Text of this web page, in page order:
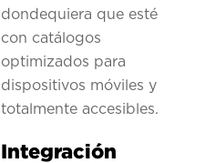
dondequiera que esté
con catálogos
optimizados para
dispositivos móviles y
totalmente accesibles.
Integración